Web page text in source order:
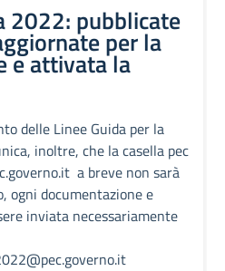
2022: pubblicate
per la
e attivata la
delle Linee Guida per la
inoltre, che la casella pec
a breve non sarà
ogni documentazione e
inviata necessariamente